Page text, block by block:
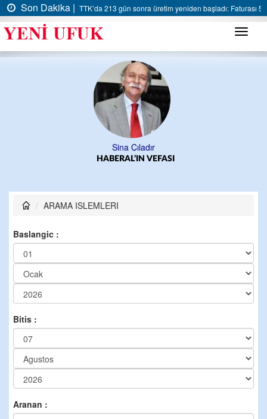
Son Dakika | TTK’da 213 gün sonra üretim yeniden başladı: Faturası 5
Menü
Sina Çıladır
HABERAL’IN VEFASI
ARAMA ISLEMLERI
Baslangic :
Bitis :
Aranan :